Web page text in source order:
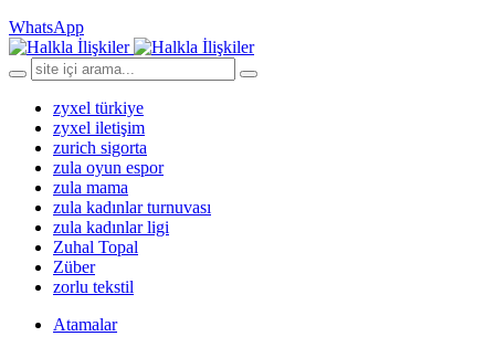
WhatsApp
zyxel türkiye
zyxel iletişim
zurich sigorta
zula oyun espor
zula mama
zula kadınlar turnuvası
zula kadınlar ligi
Zuhal Topal
Züber
zorlu tekstil
Atamalar